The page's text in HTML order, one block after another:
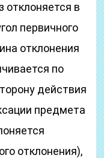
в
первичного
отклонения
по
действия
предмета
отклонения),